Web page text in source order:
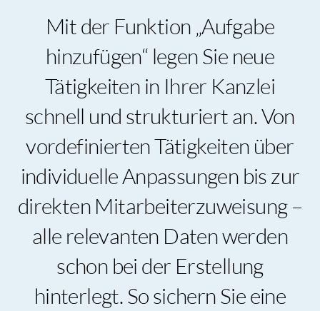
Mit der Funktion „Aufgabe
hinzufügen“ legen Sie neue
Tätigkeiten in Ihrer Kanzlei
schnell und strukturiert an. Von
vordefinierten Tätigkeiten über
individuelle Anpassungen bis zur
direkten Mitarbeiterzuweisung –
alle relevanten Daten werden
schon bei der Erstellung
hinterlegt. So sichern Sie eine